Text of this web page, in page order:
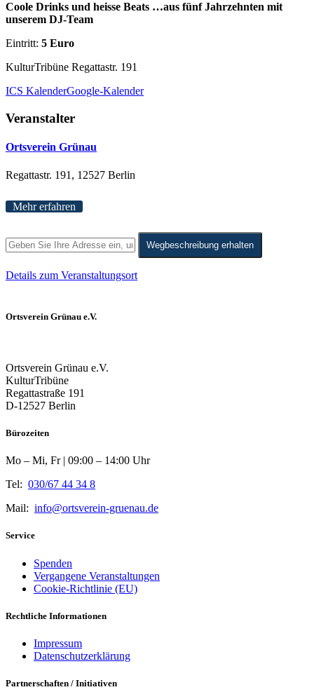
Coole Drinks und heisse Beats …aus fünf Jahrzehnten mit
unserem DJ-Team
Eintritt: 5 Euro
KulturTribüne Regattastr. 191
ICS KalenderGoogle-Kalender
Veranstalter
Ortsverein Grünau
Regattastr. 191, 12527 Berlin
Mehr erfahren
Wegbeschreibung erhalten
Details zum Veranstaltungsort
Ortsverein Grünau e.V.
Ortsverein Grünau e.V.
KulturTribüne
Regattastraße 191
D-12527 Berlin
Bürozeiten
Mo – Mi, Fr | 09:00 – 14:00 Uhr
Tel: 030/67 44 34 8
Mail: info@ortsverein-gruenau.de
Service
Spenden
Vergangene Veranstaltungen
Cookie-Richtlinie (EU)
Rechtliche Informationen
Impressum
Datenschutzerklärung
Partnerschaften / Initiativen